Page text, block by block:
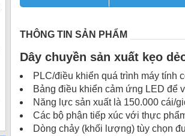
THÔNG TIN SẢN PHẨM
Dây chuyền sản xuất kẹo
PLC/điều khiển quá trình máy tính
Bảng điều khiển cảm ứng LED để
Năng lực sản xuất là 150.000 cái/
Các bộ phận tiếp xúc với thực
Dòng chảy (khối lượng) tùy chọn